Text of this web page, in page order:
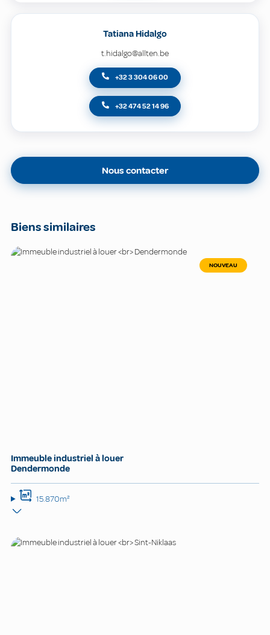
Tatiana Hidalgo
t.hidalgo@allten.be
+32 3 304 06 00
+32 474 52 14 96
Nous contacter
Biens similaires
NOUVEAU
Immeuble industriel à louer
Dendermonde
15.870m²